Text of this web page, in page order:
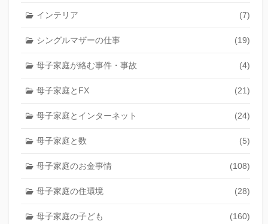
インテリア (7)
シングルマザーの仕事 (19)
母子家庭が絡む事件・事故 (4)
母子家庭とFX (21)
母子家庭とインターネット (24)
母子家庭と数 (5)
母子家庭のお金事情 (108)
母子家庭の住環境 (28)
母子家庭の子ども (160)